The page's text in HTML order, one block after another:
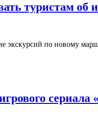
туристам
экскурсий по новому